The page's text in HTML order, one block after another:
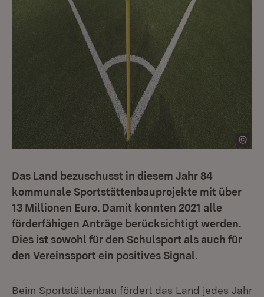
Das Land bezuschusst in diesem Jahr 84
kommunale Sportstättenbauprojekte mit über
13 Millionen Euro. Damit konnten 2021 alle
förderfähigen Anträge berücksichtigt werden.
Dies ist sowohl für den Schulsport als auch für
den Vereinssport ein positives Signal.
Beim Sportstättenbau fördert das Land jedes Jahr